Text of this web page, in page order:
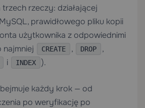
rzeczy: działającej
prawidłowego pliku kopii
użytkownika z odpowiednimi
najmniej
CREATE , DROP ,
i INDEX ).
każdy krok — od
po weryfikację po